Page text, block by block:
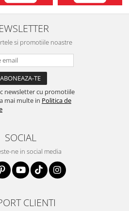
si promotiile noastre
newsletter cu promotiile
mai multe in Politica de
SOCIAL
ne in social media
CLIENTI